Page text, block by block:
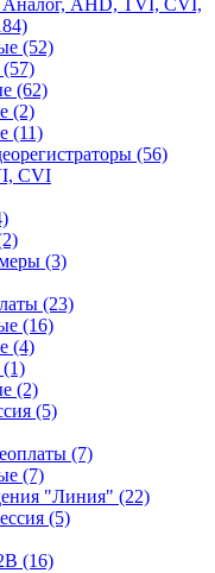
Аналог, AHD, TVI, CVI,
(52)
(57)
(62)
(2)
(11)
(56)
CVI
(3)
(23)
(16)
(4)
(1)
(2)
(5)
(7)
(7)
"Линия" (22)
(5)
(16)